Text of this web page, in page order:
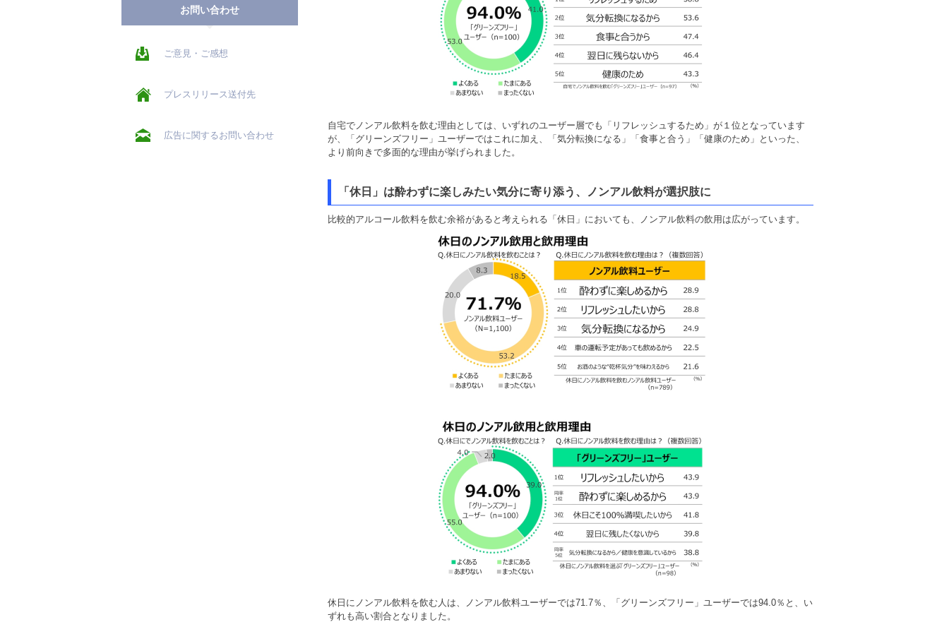
お問い合わせ
ご意見・ご感想
プレスリリース送付先
広告に関するお問い合わせ
自宅でノンアル飲料を飲む理由としては、いずれのユーザー層でも「リフレッシュするため」が１位となっています
が、「グリーンズフリー」ユーザーではこれに加え、「気分転換になる」「食事と合う」「健康のため」といった、
より前向きで多面的な理由が挙げられました。
「休日」は酔わずに楽しみたい気分に寄り添う、ノンアル飲料が選択肢に
比較的アルコール飲料を飲む余裕があると考えられる「休日」においても、ノンアル飲料の飲用は広がっています。
休日にノンアル飲料を飲む人は、ノンアル飲料ユーザーでは71.7％、「グリーンズフリー」ユーザーでは94.0％と、い
ずれも高い割合となりました。